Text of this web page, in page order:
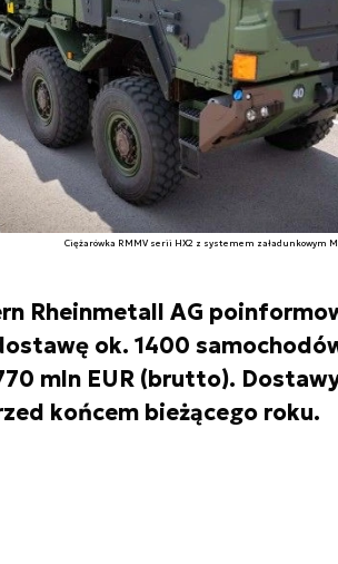
Ciężarówka RMMV serii HX2 z systemem załadunkowym
Rheinmetall AG
ok. 1400
mln EUR (brutto).
końcem bieżącego roku.